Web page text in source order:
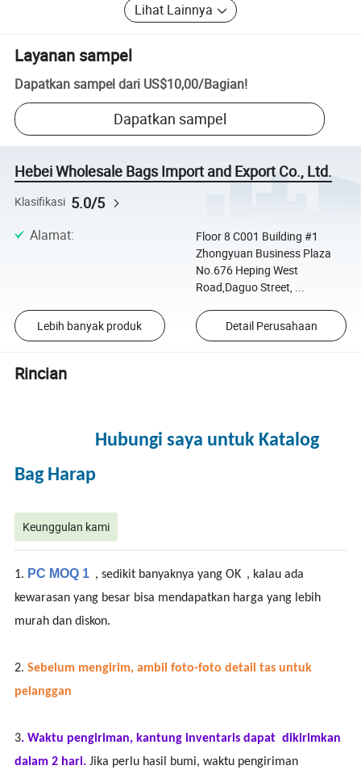
Lihat Lainnya
Layanan sampel
Dapatkan sampel dari US$10,00/Bagian!
Dapatkan sampel
Hebei Wholesale Bags Import and Export Co., Ltd.
Klasifikasi 5.0/5
Alamat:
Floor 8 C001 Building #1
Zhongyuan Business Plaza
No.676 Heping West
Road,Daguo Street, ...
Lebih banyak produk Detail Perusahaan
Rincian
Hubungi saya untuk Katalog
Bag Harap
Keunggulan kami
1. PC MOQ 1 , sedikit banyaknya yang OK , kalau ada
kewarasan yang besar bisa mendapatkan harga yang lebih
murah dan diskon.
2. Sebelum mengirim, ambil foto-foto detail tas untuk
pelanggan
3. Waktu pengiriman, kantung inventaris dapat dikirimkan
dalam 2 hari.Jika perlu hasil bumi, waktu pengiriman